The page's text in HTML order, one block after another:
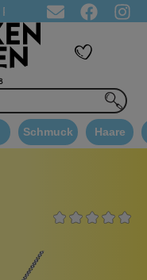
in jeder Bestellung
Schmuck Haare